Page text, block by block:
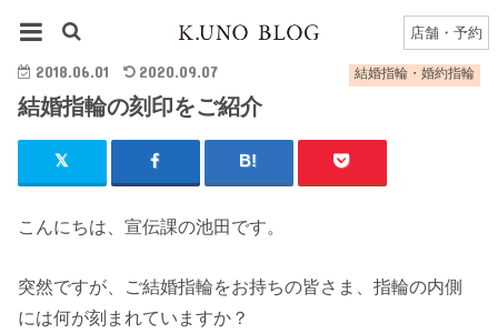
店舗・予約
結婚指輪・婚約指輪
2018.06.01 2020.09.07
結婚指輪の刻印をご紹介
こんにちは、宣伝課の池田です。
突然ですが、ご結婚指輪をお持ちの皆さま、指輪の内側
には何が刻まれていますか？